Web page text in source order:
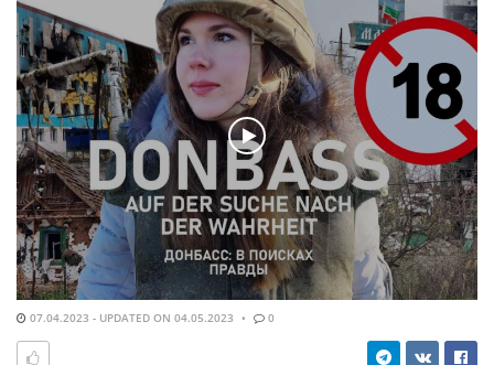
07.04.2023 - UPDATED ON 04.05.2023 0